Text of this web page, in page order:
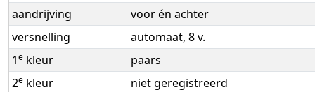
aandrijving
voor én achter
versnelling
automaat, 8 v.
1e kleur
paars
2e kleur
niet geregistreerd